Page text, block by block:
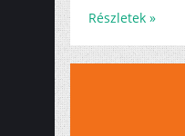
Részletek »